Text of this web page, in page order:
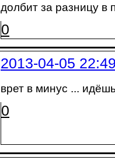
долбит за разницу в
0
2013-04-05
врет в минус ...
0